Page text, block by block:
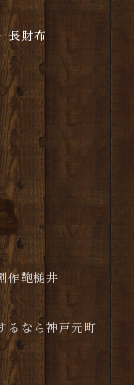
長財布
作鞄槌井
るなら神戸元町